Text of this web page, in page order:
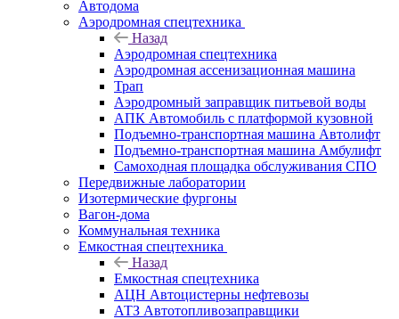
Автодома
Аэродромная спецтехника
Назад
Аэродромная спецтехника
Аэродромная ассенизационная машина
Трап
Аэродромный заправщик питьевой воды
АПК Автомобиль с платформой кузовной
Подъемно-транспортная машина Автолифт
Подъемно-транспортная машина Амбулифт
Самоходная площадка обслуживания СПО
Передвижные лаборатории
Изотермические фургоны
Вагон-дома
Коммунальная техника
Емкостная спецтехника
Назад
Емкостная спецтехника
АЦН Автоцистерны нефтевозы
АТЗ Автотопливозаправщики